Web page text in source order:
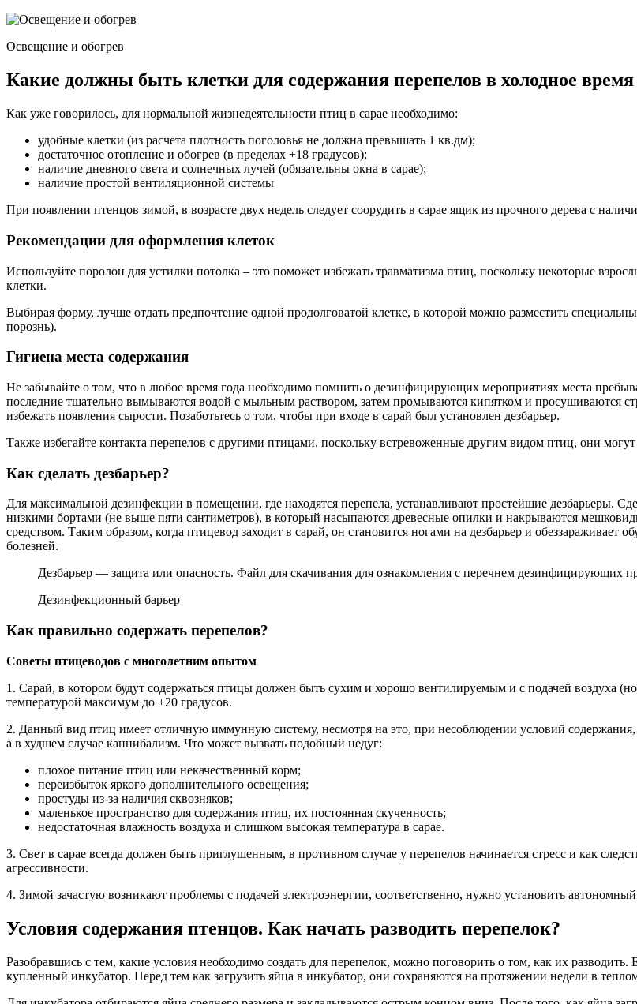
Освещение и обогрев
Какие должны быть клетки для содержания перепелов в холодное время
Как уже говорилось, для нормальной жизнедеятельности птиц в сарае необходимо:
удобные клетки (из расчета плотность поголовья не должна превышать 1 кв.дм);
достаточное отопление и обогрев (в пределах +18 градусов);
наличие дневного света и солнечных лучей (обязательны окна в сарае);
наличие простой вентиляционной системы
При появлении птенцов зимой, в возрасте двух недель следует соорудить в сарае ящик из прочного дерева с
Рекомендации для оформления клеток
Используйте поролон для устилки потолка – это поможет избежать травматизма птиц, поскольку некоторые
клетки.
Выбирая форму, лучше отдать предпочтение одной продолговатой клетке, в которой можно разместить
порознь).
Гигиена места содержания
Не забывайте о том, что в любое время года необходимо помнить о дезинфицирующих мероприятиях места
последние тщательно вымываются водой с мыльным раствором, затем промываются кипятком и просушиваются
избежать появления сырости. Позаботьтесь о том, чтобы при входе в сарай был установлен дезбарьер.
Также избегайте контакта перепелов с другими птицами, поскольку встревоженные другим видом птиц, они могут
Как сделать дезбарьер?
Для максимальной дезинфекции в помещении, где находятся перепела, устанавливают простейшие дезбарьеры.
низкими бортами (не выше пяти сантиметров), в который насыпаются древесные опилки и накрываются
средством. Таким образом, когда птицевод заходит в сарай, он становится ногами на дезбарьер и
болезней.
Дезбарьер — защита или опасность. Файл для скачивания для ознакомления с перечнем дезинфицирующих
Дезинфекционный барьер
Как правильно содержать перепелов?
Советы птицеводов с многолетним опытом
1. Сарай, в котором будут содержаться птицы должен быть сухим и хорошо вентилируемым и с подачей воздуха
температурой максимум до +20 градусов.
2. Данный вид птиц имеет отличную иммунную систему, несмотря на это, при несоблюдении условий содержания,
а в худшем случае каннибализм. Что может вызвать подобный недуг:
плохое питание птиц или некачественный корм;
переизбыток яркого дополнительного освещения;
простуды из-за наличия сквозняков;
маленькое пространство для содержания птиц, их постоянная скученность;
недостаточная влажность воздуха и слишком высокая температура в сарае.
3. Свет в сарае всегда должен быть приглушенным, в противном случае у перепелов начинается стресс и как
агрессивности.
4. Зимой зачастую возникают проблемы с подачей электроэнергии, соответственно, нужно установить автономный
Условия содержания птенцов. Как начать разводить перепелок?
Разобравшись с тем, какие условия необходимо создать для перепелок, можно поговорить о том, как их
купленный инкубатор. Перед тем как загрузить яйца в инкубатор, они сохраняются на протяжении недели в